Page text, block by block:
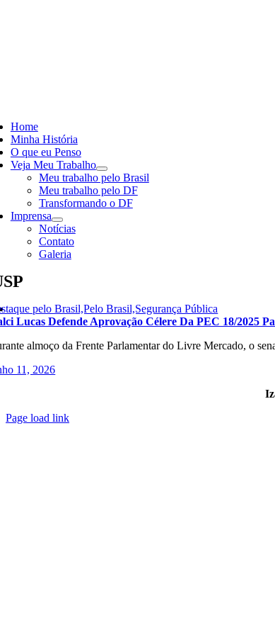
Home
Minha História
O que eu Penso
Veja Meu Trabalho
Meu trabalho pelo Brasil
Meu trabalho pelo DF
Transformando o DF
Imprensa
Notícias
Contato
Galeria
pelo Brasil,Pelo Brasil,Segurança Pública
Lucas Defende Aprovação Célere Da PEC 18/2025
almoço da Frente Parlamentar do Livre Mercado, o
11, 2026
Page load link